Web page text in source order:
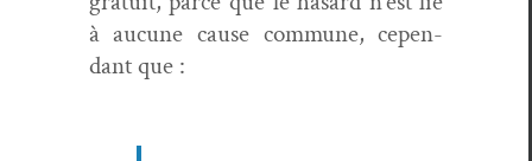
à aucune cause com­mune, cepen­
dant que :